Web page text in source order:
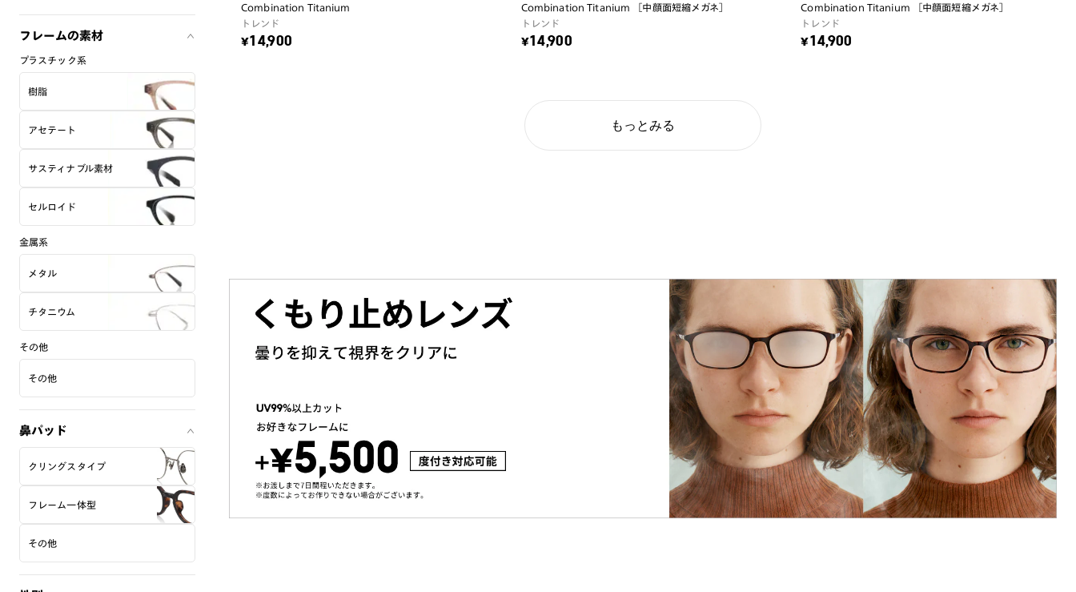
フレームの素材
プラスチック系
樹脂
アセテート
サスティナブル素材
セルロイド
金属系
メタル
チタニウム
その他
その他
鼻パッド
クリングスタイプ
フレーム一体型
その他
Combination Titanium
トレンド
¥14,900
Combination Titanium ［中顔面短縮メガネ］
トレンド
¥14,900
Combination Titanium ［中顔面短縮メガネ］
トレンド
¥14,900
もっとみる